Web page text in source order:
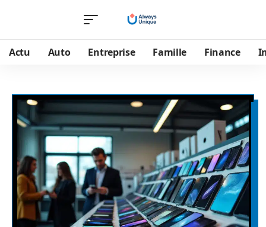
Actu Auto Entreprise Famille Finance